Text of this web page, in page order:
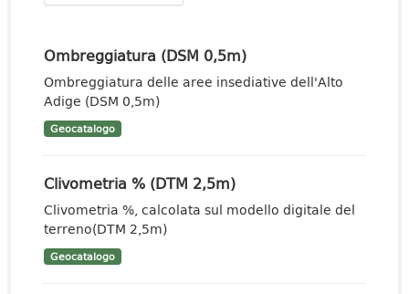
Ombreggiatura (DSM 0,5m)
Ombreggiatura delle aree insediative dell'Alto
Adige (DSM 0,5m)
Geocatalogo
Clivometria % (DTM 2,5m)
Clivometria %, calcolata sul modello digitale del
terreno(DTM 2,5m)
Geocatalogo